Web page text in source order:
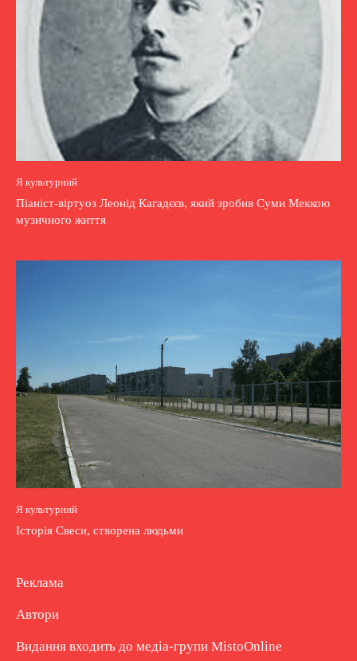
Я культурний
Піаніст-віртуоз Леонід Кагадєєв, який зробив Суми Меккою
музичного життя
Я культурний
Історія Свеси, створена людьми
Реклама
Автори
Видання входить до медіа-групи MistoOnline